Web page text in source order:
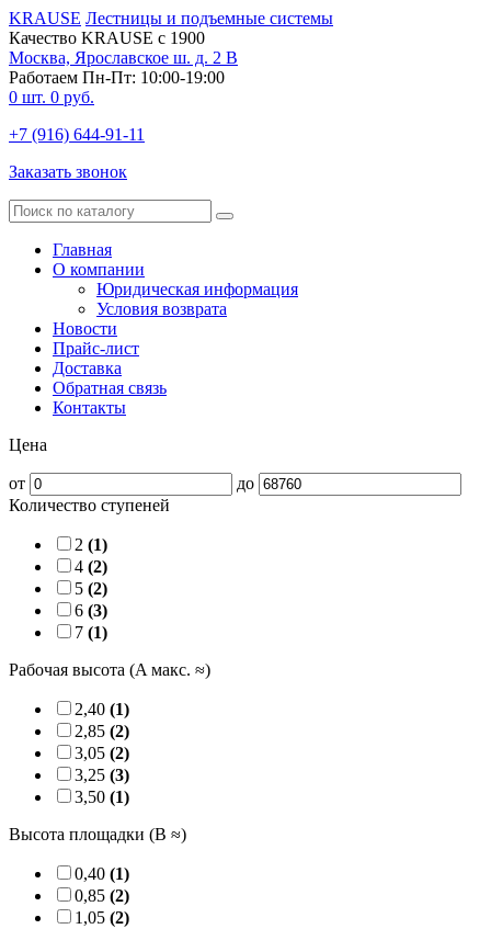
KRAUSE Лестницы и подъемные системы
Качество KRAUSE с 1900
Москва, Ярославское ш. д. 2 В
Работаем Пн-Пт: 10:00-19:00
0 шт. 0 руб.
+7 (916) 644-91-11
Заказать звонок
Главная
О компании
Юридическая информация
Условия возврата
Новости
Прайс-лист
Доставка
Обратная связь
Контакты
Цена
от
до
Количество ступеней
2 (1)
4 (2)
5 (2)
6 (3)
7 (1)
Рабочая высота (A макс. ≈)
2,40 (1)
2,85 (2)
3,05 (2)
3,25 (3)
3,50 (1)
Высота площадки (B ≈)
0,40 (1)
0,85 (2)
1,05 (2)